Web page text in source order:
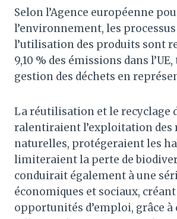
Selon l’Agence européenne
l’environnement, les
l’utilisation des produits sont
9,10 % des émissions dans
gestion des déchets en
La réutilisation et le recyclage
ralentiraient l’exploitation des
naturelles, protégeraient les
limiteraient la perte de
conduirait également à une
économiques et sociaux,
opportunités d’emploi, grâce à